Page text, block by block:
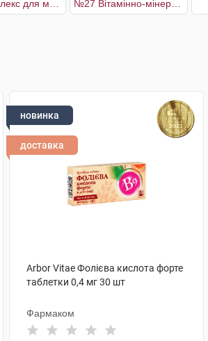
новинка
доставка
Arbor Vitae Фолієва кислота форте
таблетки 0,4 мг 30 шт
Фармаком